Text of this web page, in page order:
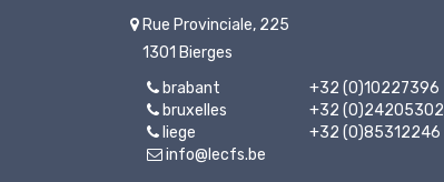
Rue Provinciale, 225
1301 Bierges
brabant
+32 (0)10227396
bruxelles
+32 (0)24205302
liege
+32 (0)85312246
info@lecfs.be